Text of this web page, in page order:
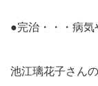
●完治・・・病気
池江璃花子さん